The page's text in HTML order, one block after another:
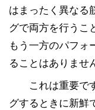
はまったく異なる
グで両方を行うこ
もう一方のパフォ
ることはありませ
これは重要で
グするときに新鮮